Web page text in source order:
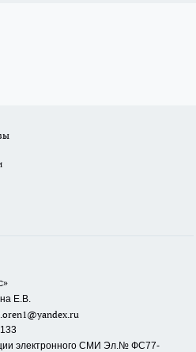
»
Е.В.
электронного СМИ Эл.№ ФС77-